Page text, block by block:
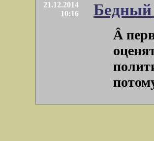
21.12.2014
10:16
Бедный
Â